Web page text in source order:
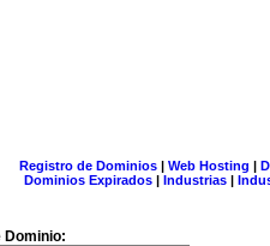
Registro de Dominios| Web Hosting |
Dominios Expirados | Industrias |
Dominio: